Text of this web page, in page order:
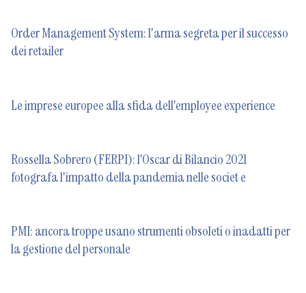
Order Management System: l'arma segreta per il successo
dei retailer
Le imprese europee alla sfida dell'employee experience
Rossella Sobrero (FERPI): l'Oscar di Bilancio 2021
fotografa l'impatto della pandemia nelle societ e
PMI: ancora troppe usano strumenti obsoleti o inadatti per
la gestione del personale